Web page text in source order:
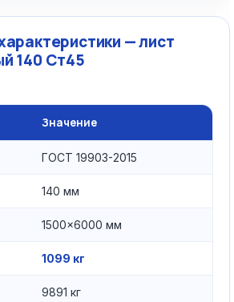
— лист
140 Ст45
Значение
ГОСТ 19903-2015
140 мм
1500×6000 мм
1099 кг
9891 кг